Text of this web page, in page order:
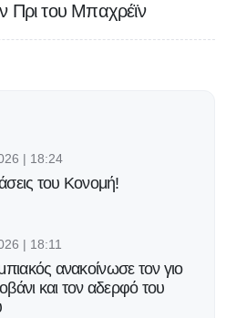
Πρι του Μπαχρέϊν
| 18:24
του Κονομή!
| 18:11
ανακοίνωσε τον γιο
και τον αδερφό του